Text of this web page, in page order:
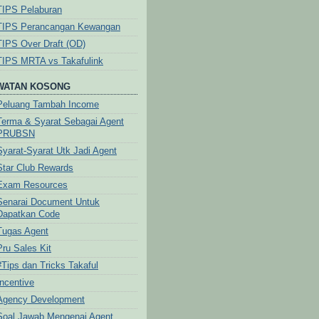
Pelaburan
Perancangan Kewangan
Over Draft (OD)
MRTA vs Takafulink
KOSONG
Tambah Income
& Syarat Sebagai Agent
Syarat Utk Jadi Agent
Club Rewards
Resources
Document Untuk
Code
Agent
Sales Kit
dan Tricks Takaful
Development
Jawab Mengenai Agent